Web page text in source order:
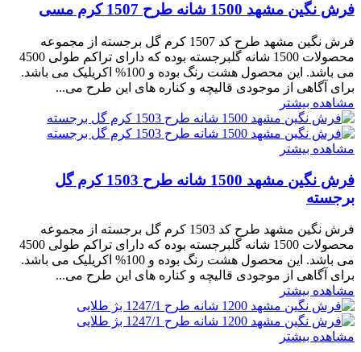
فرش نگین مشهد 1500 شانه طرح 1507 کرم مسی
فرش نگین مشهد طرح کد 1507 کرم گل برجسته از مجموعه
محصولات 1500 شانه گلبرجسته بوده که دارای تراکم طولی 4500
می باشد. این محصول هشت رنگ بوده و 100% اکریلیک می باشد.
برای آگاهی از موجودی قالیچه و کناره های این طرح می...
مشاهده بیشتر
مشاهده بیشتر
فرش نگین مشهد 1500 شانه طرح 1503 کرم گل
برجسته
فرش نگین مشهد طرح کد 1503 کرم گل برجسته از مجموعه
محصولات 1500 شانه گلبرجسته بوده که دارای تراکم طولی 4500
می باشد. این محصول هشت رنگ بوده و 100% اکریلیک می باشد.
برای آگاهی از موجودی قالیچه و کناره های این طرح می...
مشاهده بیشتر
مشاهده بیشتر